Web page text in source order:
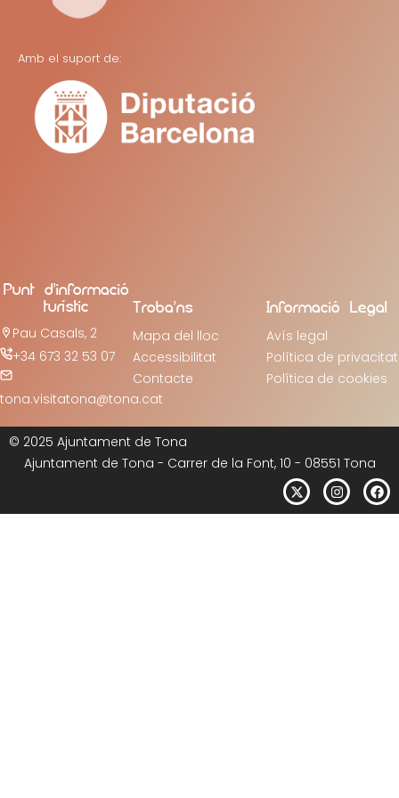
Amb el suport de:
Punt d’informació
turístic
Pau Casals, 2
+34 673 32 53 07
tona.visitatona@tona.cat
Troba’ns
Mapa del lloc
Accessibilitat
Contacte
Informació Legal
Avís legal
Política de privacitat
Política de cookies
© 2025 Ajuntament de Tona
Ajuntament de Tona - Carrer de la Font, 10 - 08551 Tona